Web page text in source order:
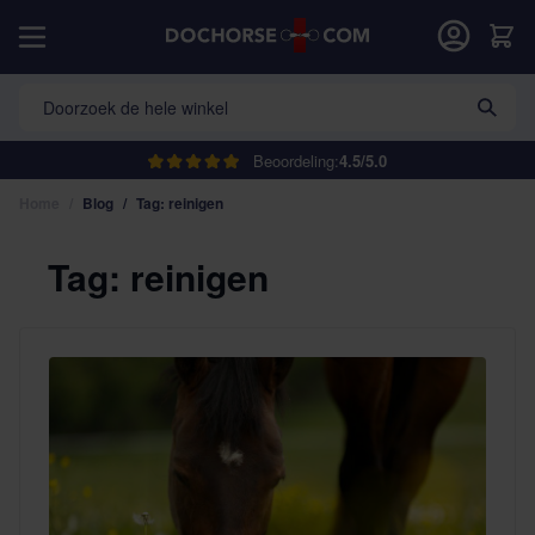
Beoordeling:4.5/5.0
Doorzoek de hele winkel
Cart
Blog / Tag: reinigen
Tag: reinigen